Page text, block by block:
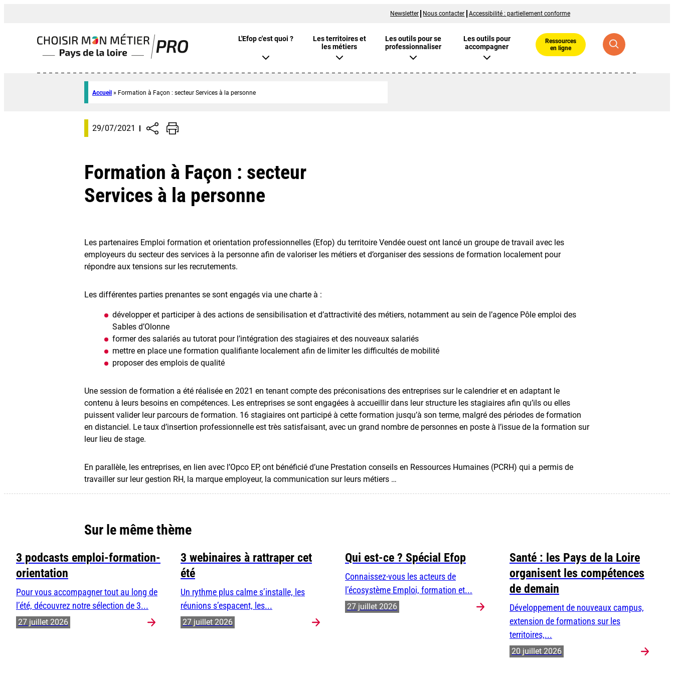
Newsletter Nous contacter Accessibilité : partiellement conforme
L'Efop c'est quoi ?
Les territoires et
les métiers
Les outils pour se
professionnaliser
Les outils pour
accompagner
Ressources
en ligne
Accueil » Formation à Façon : secteur Services à la personne
29/07/2021
Formation à Façon : secteur
Services à la personne
Les partenaires Emploi formation et orientation professionnelles (Efop) du territoire Vendée ouest ont lancé un groupe de travail avec les
employeurs du secteur des services à la personne afin de valoriser les métiers et d’organiser des sessions de formation localement pour
répondre aux tensions sur les recrutements.
Les différentes parties prenantes se sont engagés via une charte à :
développer et participer à des actions de sensibilisation et d’attractivité des métiers, notamment au sein de l’agence Pôle emploi des
Sables d’Olonne
former des salariés au tutorat pour l’intégration des stagiaires et des nouveaux salariés
mettre en place une formation qualifiante localement afin de limiter les difficultés de mobilité
proposer des emplois de qualité
Une session de formation a été réalisée en 2021 en tenant compte des préconisations des entreprises sur le calendrier et en adaptant le
contenu à leurs besoins en compétences. Les entreprises se sont engagées à accueillir dans leur structure les stagiaires afin qu’ils ou elles
puissent valider leur parcours de formation. 16 stagiaires ont participé à cette formation jusqu’à son terme, malgré des périodes de formation
en distanciel. Le taux d’insertion professionnelle est très satisfaisant, avec un grand nombre de personnes en poste à l’issue de la formation sur
leur lieu de stage.
En parallèle, les entreprises, en lien avec l’Opco EP, ont bénéficié d’une Prestation conseils en Ressources Humaines (PCRH) qui a permis de
travailler sur leur gestion RH, la marque employeur, la communication sur leurs métiers …
Sur le même thème
3 podcasts emploi-formation-
orientation
Pour vous accompagner tout au long de
l’été, découvrez notre sélection de 3...
27 juillet 2026
3 webinaires à rattraper cet
été
Un rythme plus calme s’installe, les
réunions s’espacent, les...
27 juillet 2026
Qui est-ce ? Spécial Efop
Connaissez-vous les acteurs de
l’écosystème Emploi, formation et...
27 juillet 2026
Santé : les Pays de la Loire
organisent les compétences
de demain
Développement de nouveaux campus,
extension de formations sur les
territoires,...
20 juillet 2026